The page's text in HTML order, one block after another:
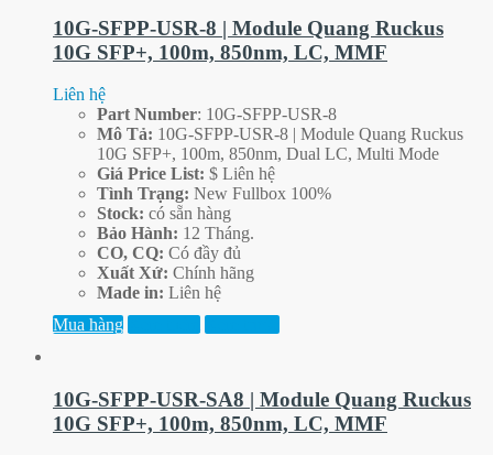
10G-SFPP-USR-8 | Module Quang Ruckus
10G SFP+, 100m, 850nm, LC, MMF
Liên hệ
PartNumber: 10G-SFPP-USR-8
Mô Tả: 10G-SFPP-USR-8 | Module Quang Ruckus
10G SFP+, 100m, 850nm, Dual LC, Multi Mode
Giá Price List: $ Liên hệ
Tình Trạng: New Fullbox 100%
Stock: có sẵn hàng
Bảo Hành: 12 Tháng.
CO, CQ: Có đầy đủ
Xuất Xứ: Chính hãng
Made in: Liên hệ
Mua hàng
10G-SFPP-USR-SA8 | Module Quang Ruckus
10G SFP+, 100m, 850nm, LC, MMF